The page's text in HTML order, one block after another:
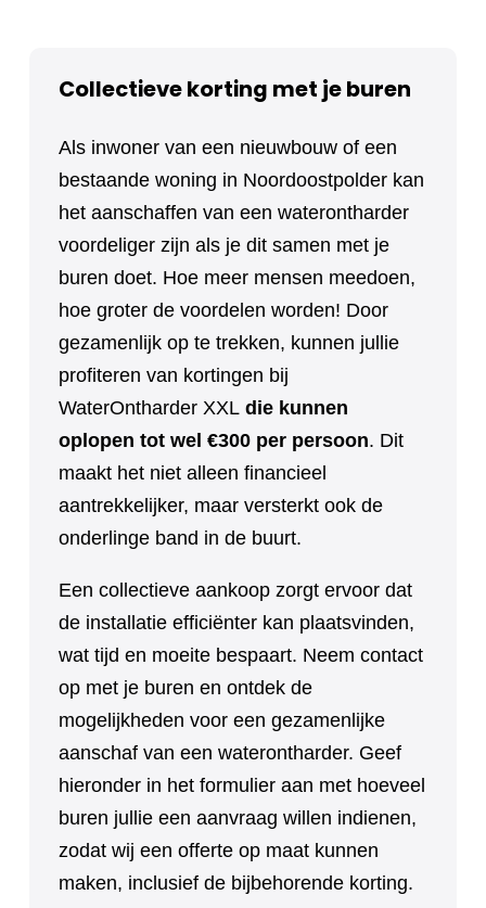
Collectieve korting met je buren
Als inwoner van een nieuwbouw of een
bestaande woning in Noordoostpolder kan
het aanschaffen van een waterontharder
voordeliger zijn als je dit samen met je
buren doet. Hoe meer mensen meedoen,
hoe groter de voordelen worden! Door
gezamenlijk op te trekken, kunnen jullie
profiteren van kortingen bij
WaterOntharder XXL die kunnen
oplopen tot wel €300 per persoon. Dit
maakt het niet alleen financieel
aantrekkelijker, maar versterkt ook de
onderlinge band in de buurt.
Een collectieve aankoop zorgt ervoor dat
de installatie efficiënter kan plaatsvinden,
wat tijd en moeite bespaart. Neem contact
op met je buren en ontdek de
mogelijkheden voor een gezamenlijke
aanschaf van een waterontharder. Geef
hieronder in het formulier aan met hoeveel
buren jullie een aanvraag willen indienen,
zodat wij een offerte op maat kunnen
maken, inclusief de bijbehorende korting.